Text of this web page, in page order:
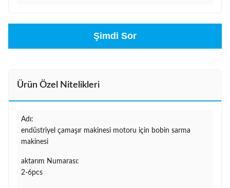
Şimdi Sor
Ürün Özel Nitelikleri
Adı:
endüstriyel çamaşır makinesi motoru için bobin sarma
makinesi
aktarım Numarası:
2-6pcs